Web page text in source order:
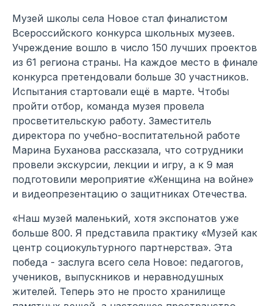
Музей школы села Новое стал финалистом
Всероссийского конкурса школьных музеев.
Учреждение вошло в число 150 лучших проектов
из 61 региона страны. На каждое место в финале
конкурса претендовали больше 30 участников.
Испытания стартовали ещё в марте. Чтобы
пройти отбор, команда музея провела
просветительскую работу. Заместитель
директора по учебно-воспитательной работе
Марина Буханова рассказала, что сотрудники
провели экскурсии, лекции и игру, а к 9 мая
подготовили мероприятие «Женщина на войне»
и видеопрезентацию о защитниках Отечества.
«Наш музей маленький, хотя экспонатов уже
больше 800. Я представила практику «Музей как
центр социокультурного партнерства». Эта
победа - заслуга всего села Новое: педагогов,
учеников, выпускников и неравнодушных
жителей. Теперь это не просто хранилище